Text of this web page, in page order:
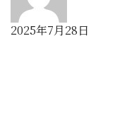
2025年7月28日